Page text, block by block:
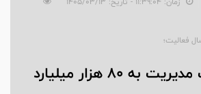
فعالیت؛
دارایی‌های تحت مدیریت به ۸۰ هزار میلیارد